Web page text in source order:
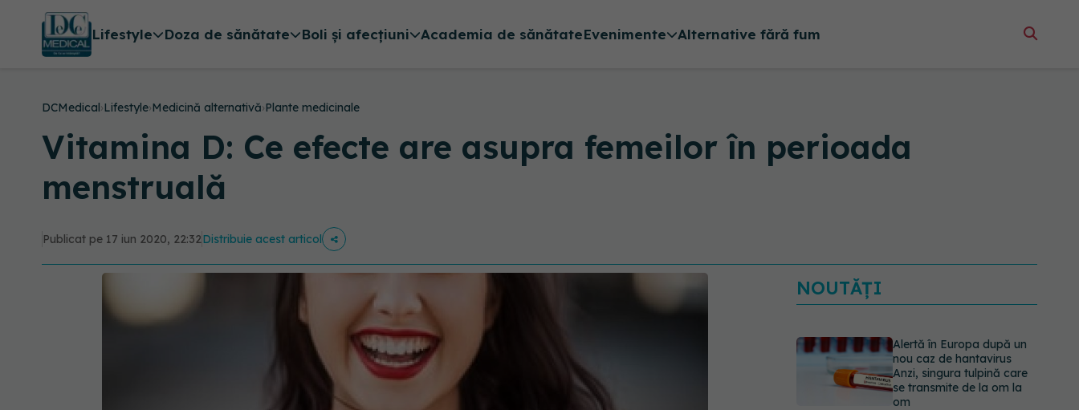
Lifestyle Doza de sănătate Boli și afecțiuni Academia de sănătateEvenimente Alternative fără fum
DCMedical›Lifestyle›Medicină alternativă›Plante medicinale
Vitamina D: Ce efecte are asupra femeilor în perioada
menstruală
Publicat pe 17 iun 2020, 22:32Distribuie acest articol
NOUTĂȚI
Alertă în Europa după un
nou caz de hantavirus
Anzi, singura tulpină care
se transmite de la om la
om